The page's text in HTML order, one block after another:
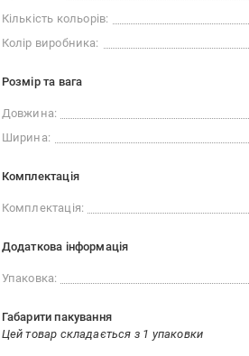
Кількість кольорів:
Колір виробника:
Розмір та вага
Довжина:
Ширина:
Комплектація
Комплектація:
Додаткова інформація
Упаковка:
Габарити пакування
Цей товар складається з 1 упаковки